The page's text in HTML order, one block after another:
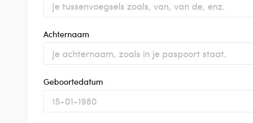
Achternaam
Geboortedatum